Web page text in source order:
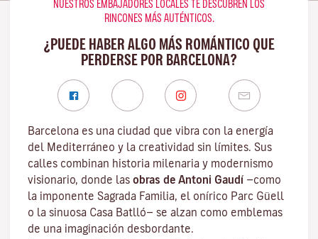
NUESTROS EMBAJADORES LOCALES TE DESCUBREN LOS
RINCONES MÁS AUTÉNTICOS.
¿PUEDE HABER ALGO MÁS ROMÁNTICO QUE
PERDERSE POR BARCELONA?
Barcelona es una ciudad que vibra con la energía
del Mediterráneo y la creatividad sin límites. Sus
calles combinan historia milenaria y modernismo
visionario, donde las obras de Antoni Gaudí —como
la imponente Sagrada Familia, el onírico Parc Güell
o la sinuosa Casa Batlló— se alzan como emblemas
de una imaginación desbordante.